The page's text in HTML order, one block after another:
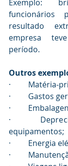
Exemplo:
resultado
empresa
período.
Outros
·         Matéria-
·         Gastos
·
·
equipamentos;
·         Energia
·